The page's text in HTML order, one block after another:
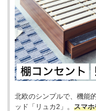
北欧のシンプルで、機能
ッド「リュカ2」。 スマ